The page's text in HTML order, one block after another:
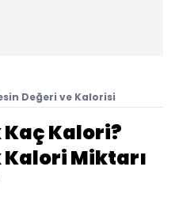
Değeri ve Kalorisi
Kalori?
Kalori Miktarı